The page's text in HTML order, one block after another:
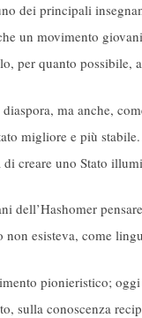
dei principali
un movimento
per quanto possibile,
ma anche,
migliore e più
creare uno Stato
esisteva, come
pionieristico;
sulla conoscenza